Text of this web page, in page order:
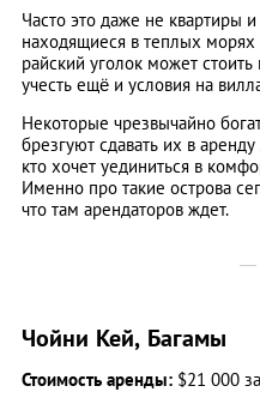
Часто это даже не квартиры
находящиеся в теплых
райский уголок может
учесть ещё и условия на
Некоторые чрезвычайно
брезгуют сдавать их в
кто хочет уединиться в
Именно про такие острова
что там арендаторов ждет.
Чойни Кей, Багамы
Стоимость аренды: $21 000